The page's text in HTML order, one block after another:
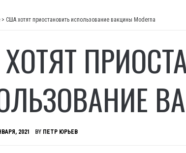
> США хотят приостановить использование вакцины Moderna
2021 BY ПЕТР ЮРЬЕВ